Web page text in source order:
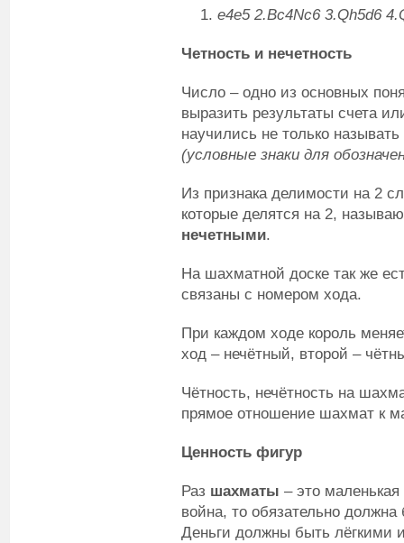
e4e5 2.Bc4Nc6 3.Qh5d6 4.
Четность и нечетность
Число – одно из основных
выразить результаты счета
научились не только
(условные знаки для
Из признака делимости на 2
которые делятся на 2,
нечетными.
На шахматной доске так же
связаны с номером хода.
При каждом ходе король
ход – нечётный, второй –
Чётность, нечётность на
прямое отношение шахмат к
Ценность фигур
Раз шахматы – это
война, то обязательно
Деньги должны быть лёгкими